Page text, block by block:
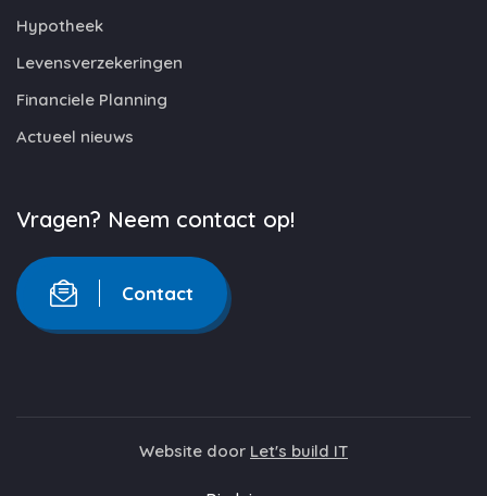
Hypotheek
Levensverzekeringen
Financiele Planning
Actueel nieuws
Vragen? Neem contact op!
Contact
Website door Let's build IT